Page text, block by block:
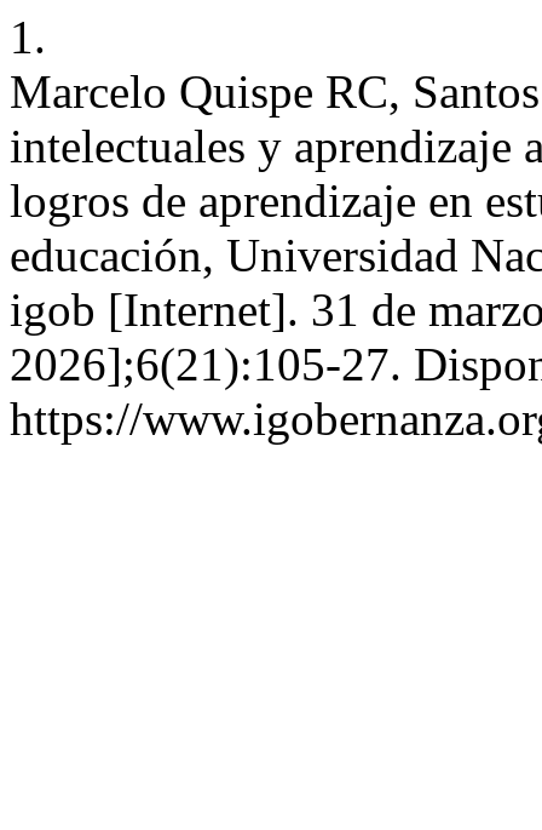
1.
Marcelo Quispe RC,
intelectuales y aprendizaje
logros de aprendizaje en
educación, Universidad
igob [Internet]. 31 de
2026];6(21):105-27.
https://